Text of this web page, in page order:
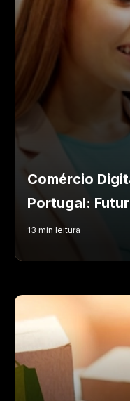
Comércio
Portugal:
13 min leitura